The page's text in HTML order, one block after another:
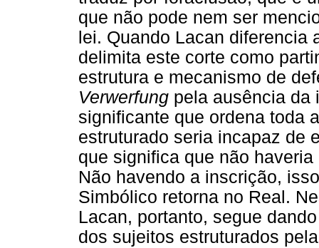
que não pode nem ser
lei. Quando Lacan diferencia
delimita este corte como
estrutura e mecanismo de
Verwerfung pela ausência da
significante que ordena toda
estruturado seria incapaz de
que significa que não
Não havendo a inscrição,
Simbólico retorna no Real.
Lacan, portanto, segue
dos sujeitos estruturados